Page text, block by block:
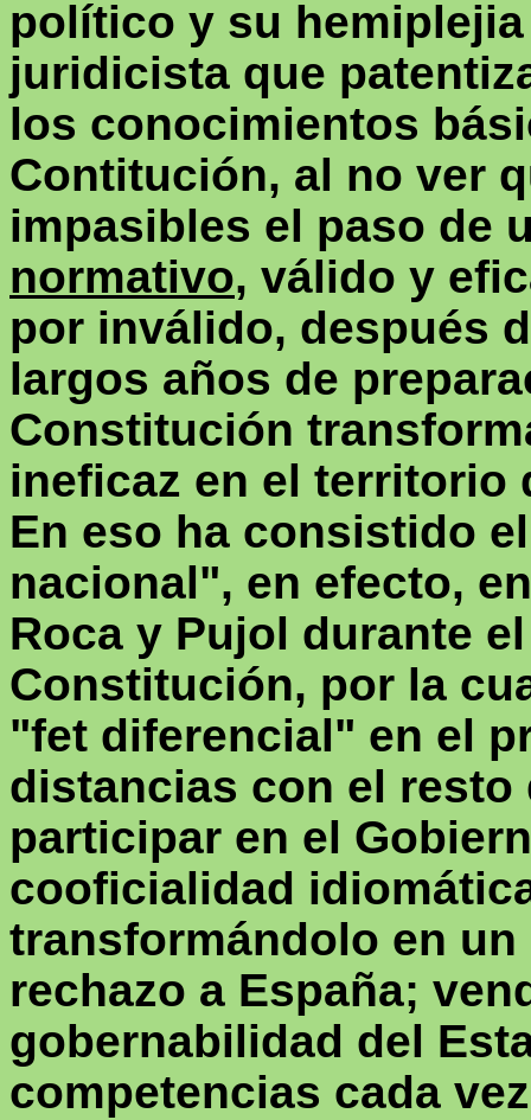
político y su
juridicista que
los conocimientos
Contitución, al no ver
impasibles el paso de
normativo, válido y
por inválido, después
largos años de
Constitución
ineficaz en el territorio
En eso ha consistido
nacional", en efecto,
Roca y Pujol durante
Constitución, por la
"fet diferencial" en el
distancias con el resto
participar en el
cooficialidad
transformándolo en
rechazo a España;
gobernabilidad del
competencias cada